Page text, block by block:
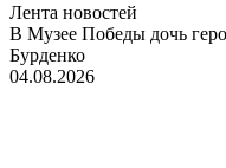
Лента новостей
В Музее Победы дочь
Бурденко
04.08.2026